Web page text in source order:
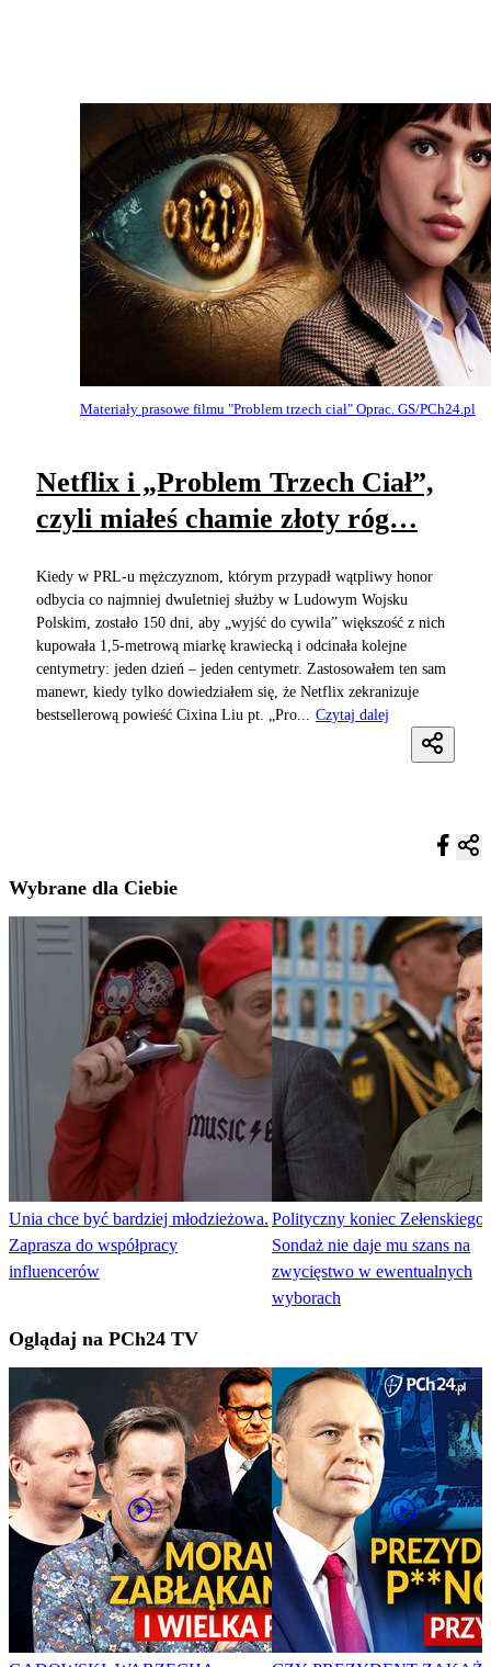
Materiały prasowe filmu "Problem trzech ciał" Oprac. GS/PCh24.pl
Netflix i „Problem Trzech Ciał”,
czyli miałeś chamie złoty róg…
Kiedy w PRL-u mężczyznom, którym przypadł wątpliwy honor
odbycia co najmniej dwuletniej służby w Ludowym Wojsku
Polskim, zostało 150 dni, aby „wyjść do cywila” większość z nich
kupowała 1,5-metrową miarkę krawiecką i odcinała kolejne
centymetry: jeden dzień – jeden centymetr. Zastosowałem ten sam
manewr, kiedy tylko dowiedziałem się, że Netflix zekranizuje
bestsellerową powieść Cixina Liu pt. „Pro...
Czytaj dalej
Wybrane dla Ciebie
Unia chce być bardziej młodzieżowa.
Zaprasza do współpracy
influencerów
Polityczny koniec Zełenskiego?
Sondaż nie daje mu szans na
zwycięstwo w ewentualnych
wyborach
Oglądaj na PCh24 TV